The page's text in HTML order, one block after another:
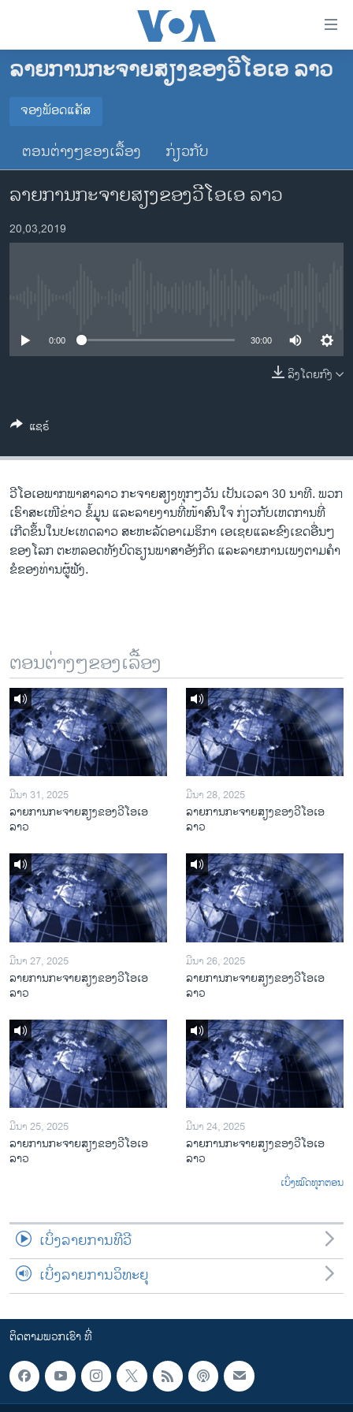
ເຂົ້າ
ຂ້າມ
ໄປ
ຊອກ
ຄົ້ນ
ໂຮມເພຈ
ລາວ
ອາເມຣິກາ
ການເລືອກຕັ້ງ ປະທານາທີບໍດີ ສະຫະລັດ 2024
ຂ່າວ​ຈີນ
ໂລກ
ຊຸມຊົນຊາວລາວ
ພາສາອັງກິດ
ວີດີໂອ
ລາຍການກະຈາຍສຽງ
ລາຍງານ
ຕິດຕາມພວກເຮົາ ທີ່
ລາຍການກະຈາຍສຽງຂອງວີໂອເອ ລາວ
ຈອງພັອດແຄັສ
ຈອງພັອດແຄັສ
ຕອນຕ່າງໆຂອງເລື້ອງ ກ່ຽວກັບ
ລາຍການກະຈາຍສຽງຂອງວີໂອເອ ລາວ
20,03,2019
0:00 30:00
ລິງໂດຍກົງ
ແຊຣ໌
ວີ​ໂອ​ເອພາກ​ພາສາ​ລາວ​ ກະຈາຍສຽງ​ທຸກໆ​ວັນ ​ເປັນ​ເວລາ 30 ນາທີ. ພວກ​
ເຮົາ​ສະ​ເໜີຂ່າວ ຂໍ້​ມູນ ​ແລະ​ລາຍ​ງານ​ທີ່​ໜ້າ​ສົນ​ໃຈ ກ່ຽວກັບ​​ເຫດການ​​ທີ່​
ເກີດ​ຂຶ້ນ​ໃນ​ປະ​ເທດ​ລາວ ສະຫະລັດ​ອ​າ​ເມ​ຣິ​ກາ ​ເອ​ເຊຍ​ແລະ​ຂົງເຂດ​ອື່ນໆ​
ຂອງ​ໂລກ ຕະຫລອດ​ທັງ​ບົດຮຽນ​ພາສາ​ອັງກິດ ​ແລະ​ລາຍການ​ເພງ​ຕາມ​ຄຳ​
ຂໍ​ຂອງ​ທ່ານ​ຜູ້​ຟັງ.
ຕອນຕ່າງໆຂອງເລື້ອງ
ມີນາ 31, 2025
ລາຍການກະຈາຍສຽງຂອງວີໂອເອ
ລາວ
ມີນາ 28, 2025
ລາຍການກະຈາຍສຽງຂອງວີໂອເອ
ລາວ
ມີນາ 27, 2025
ລາຍການກະຈາຍສຽງຂອງວີໂອເອ
ລາວ
ມີນາ 26, 2025
ລາຍການກະຈາຍສຽງຂອງວີໂອເອ
ລາວ
ມີນາ 25, 2025
ລາຍການກະຈາຍສຽງຂອງວີໂອເອ
ລາວ
ມີນາ 24, 2025
ລາຍການກະຈາຍສຽງຂອງວີໂອເອ
ລາວ
ເບິ່ງໝົດທຸກຕອນ
ເບິ່ງລາຍການທີວີ
ເບິ່ງລາຍການວິທະຍຸ
ຕິດຕາມພວກເຮົາ ທີ່